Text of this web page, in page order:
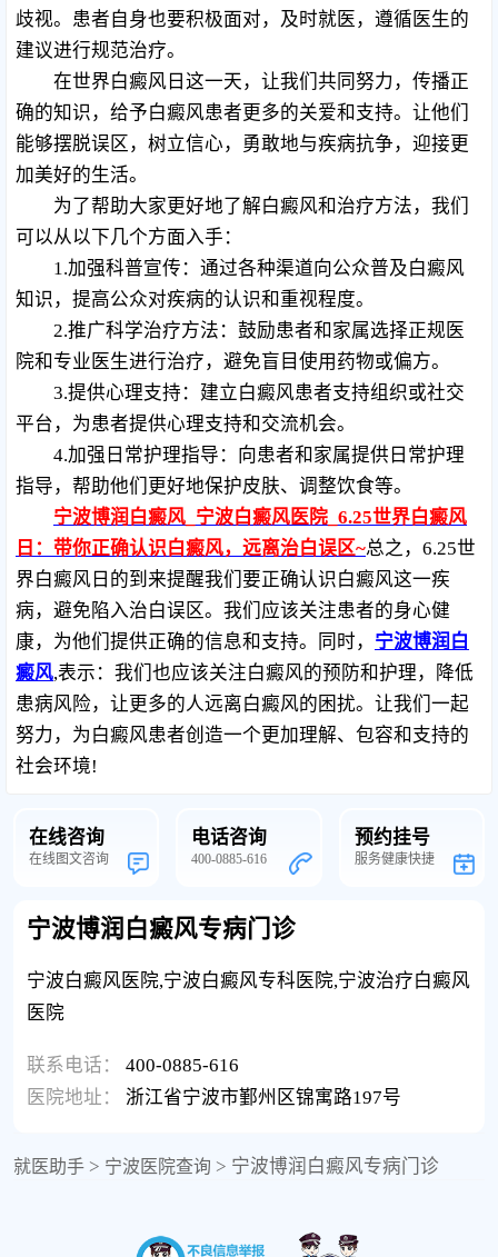
歧视。患者自身也要积极面对，及时就医，遵循医生的
建议进行规范治疗。
在世界白癜风日这一天，让我们共同努力，传播正
确的知识，给予白癜风患者更多的关爱和支持。让他们
能够摆脱误区，树立信心，勇敢地与疾病抗争，迎接更
加美好的生活。
为了帮助大家更好地了解白癜风和治疗方法，我们
可以从以下几个方面入手：
1.加强科普宣传：通过各种渠道向公众普及白癜风
知识，提高公众对疾病的认识和重视程度。
2.推广科学治疗方法：鼓励患者和家属选择正规医
院和专业医生进行治疗，避免盲目使用药物或偏方。
3.提供心理支持：建立白癜风患者支持组织或社交
平台，为患者提供心理支持和交流机会。
4.加强日常护理指导：向患者和家属提供日常护理
指导，帮助他们更好地保护皮肤、调整饮食等。
宁波博润白癜风_宁波白癜风医院_6.25世界白癜风
日：带你正确认识白癜风，远离治白误区~总之，6.25世
界白癜风日的到来提醒我们要正确认识白癜风这一疾
病，避免陷入治白误区。我们应该关注患者的身心健
康，为他们提供正确的信息和支持。同时， 宁波博润白
癜风,表示：我们也应该关注白癜风的预防和护理，降低
患病风险，让更多的人远离白癜风的困扰。让我们一起
努力，为白癜风患者创造一个更加理解、包容和支持的
社会环境!
在线咨询
在线图文咨询
电话咨询
400-0885-616
预约挂号
服务健康快捷
宁波博润白癜风专病门诊
宁波白癜风医院,宁波白癜风专科医院,宁波治疗白癜风
医院
联系电话：
400-0885-616
医院地址：
浙江省宁波市鄞州区锦寓路197号
就医助手 > 宁波医院查询 > 宁波博润白癜风专病门诊